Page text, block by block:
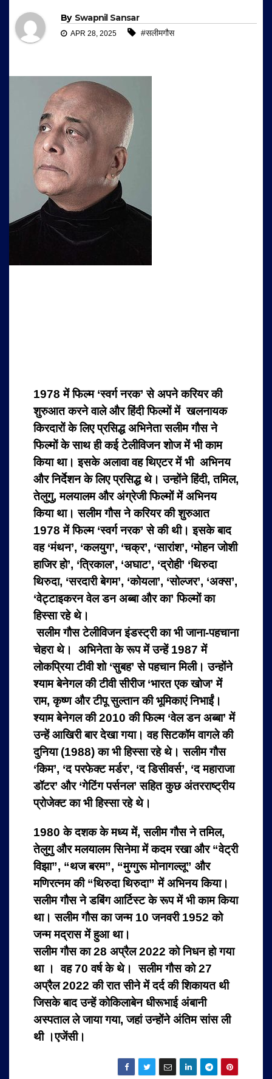
By Swapnil Sansar
APR 28, 2025 #सलीमगौस
1978 में फिल्म ‘स्वर्ग नरक’ से अपने करियर की
शुरुआत करने वाले और हिंदी फिल्मों में खलनायक
किरदारों के लिए प्रसिद्ध अभिनेतासलीम गौस ने
फिल्मों के साथ ही कई टेलीविजन शोज में भी काम
किया था। इसके अलावा वह थिएटर में भी अभिनय
और निर्देशन के लिए प्रसिद्ध थे। उन्होंने हिंदी, तमिल,
तेलुगु, मलयालम और अंग्रेजी फिल्मों में अभिनय
किया था। सलीम गौस ने करियर की शुरुआत
1978 में फिल्म ‘स्वर्ग नरक’ से की थी। इसके बाद
वह ‘मंथन’, ‘कलयुग’, ‘चक्र’, ‘सारांश’, ‘मोहन जोशी
हाजिर हो’, ‘त्रिकाल’, ‘अघाट’, ‘द्रोही’ ‘थिरुदा
थिरुदा, ‘सरदारी बेगम’, ‘कोयला’, ‘सोल्जर’, ‘अक्स’,
‘वेट्टाइकरन वेल डन अब्बा और का’ फिल्मों का
हिस्सा रहे थे।
सलीम गौस टेलीविजन इंडस्ट्री का भी जाना-पहचाना
चेहरा थे। अभिनेता के रूप में उन्हें 1987 में
लोकप्रिया टीवी शो ‘सुबह’ से पहचान मिली। उन्होंने
श्याम बेनेगल की टीवी सीरीज ‘भारत एक खोज’ में
राम, कृष्ण और टीपू सुल्तान की भूमिकाएं निभाईं।
श्याम बेनेगल की 2010 की फिल्म ‘वेल डन अब्बा’ में
उन्हें आखिरी बार देखा गया। वह सिटकॉम वागले की
दुनिया (1988) का भी हिस्सा रहे थे। सलीम गौस
‘किम’, ‘द परफेक्ट मर्डर’, ‘द डिसीवर्स’, ‘द महाराजा
डॉटर’ और ‘गेटिंग पर्सनल’ सहित कुछ अंतरराष्ट्रीय
प्रोजेक्ट का भी हिस्सा रहे थे।
1980 के दशक के मध्य में, सलीम गौस ने तमिल,
तेलुगु और मलयालम सिनेमा में कदम रखा और “वेट्री
विझा”, “थज बरम”, “मुग्गुरू मोनागल्लू” और
मणिरत्नम की “थिरुदा थिरुदा” में अभिनय किया।
सलीम गौस ने डबिंग आर्टिस्ट के रूप में भी काम किया
था। सलीम गौस का जन्म 10 जनवरी 1952 को
जन्म मद्रास में हुआ था।
सलीम गौस का 28 अप्रैल 2022 को निधन हो गया
था । वह 70 वर्ष के थे। सलीम गौस को 27
अप्रैल 2022 की रात सीने में दर्द की शिकायत थी
जिसके बाद उन्हें कोकिलाबेन धीरूभाई अंबानी
अस्पताल ले जाया गया, जहां उन्होंने अंतिम सांस ली
थी ।एजेंसी।